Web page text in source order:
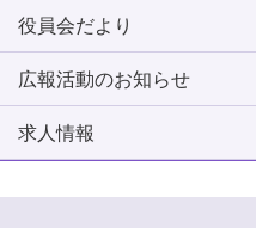
役員会だより
広報活動のお知らせ
求人情報